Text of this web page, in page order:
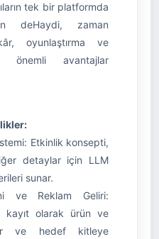
tek bir platformda
deHaydi, zaman
oyunlaştırma ve
önemli avantajlar
Etkinlik konsepti,
detaylar için LLM
sunar.
ve Reklam Geliri:
kayıt olarak ürün ve
ve hedef kitleye